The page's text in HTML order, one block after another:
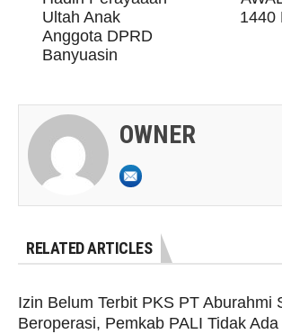
Ultah Anak
Anggota DPRD
Banyuasin
1440
OWNER
RELATED ARTICLES
Izin Belum Terbit PKS PT Aburahmi
Beroperasi, Pemkab PALI Tidak